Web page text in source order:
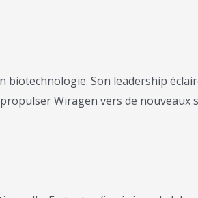
biotechnologie. Son leadership
Wiragen vers de nouveaux